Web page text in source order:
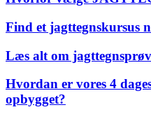
Find et jagttegnskursus
Læs alt om
Hvordan er vores 4
opbygget?